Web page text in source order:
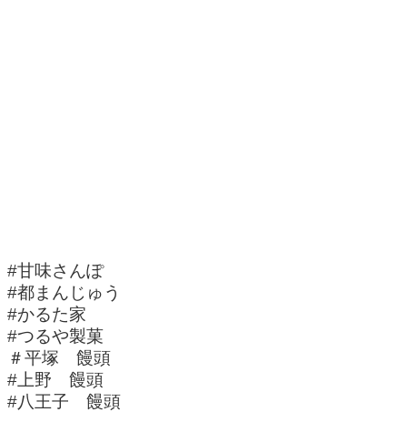
#甘味さんぽ
#都まんじゅう
#かるた家
#つるや製菓
＃平塚 饅頭
#上野 饅頭
#八王子 饅頭